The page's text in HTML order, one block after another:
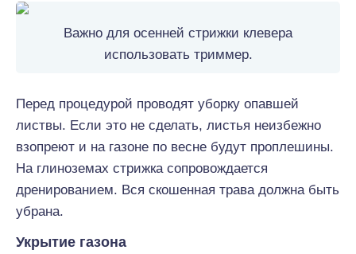
Важно для осенней стрижки клевера
использовать триммер.
Перед процедурой проводят уборку опавшей
листвы. Если это не сделать, листья неизбежно
взопреют и на газоне по весне будут проплешины.
На глиноземах стрижка сопровождается
дренированием. Вся скошенная трава должна быть
убрана.
Укрытие газона